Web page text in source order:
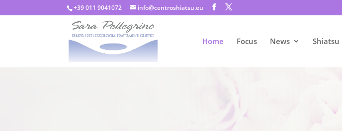
+39 011 9041072 info@centroshiatsu.eu
Home Focus News Shiatsu